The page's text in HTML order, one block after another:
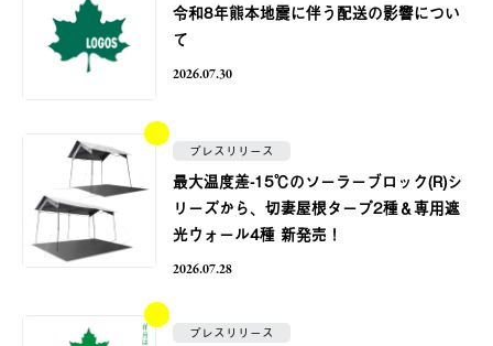
令和8年熊本地震に伴う配送の影響につい
て
2026.07.30
プレスリリース
最大温度差-15℃のソーラーブロック(R)シ
リーズから、切妻屋根タープ2種＆専用遮
光ウォール4種 新発売！
2026.07.28
プレスリリース